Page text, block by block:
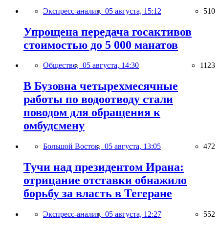
Экспресс-анализ, 05 августа, 15:12 510
Упрощена передача госактивов
стоимостью до 5 000 манатов
Общество, 05 августа, 14:30 1123
В Бузовна четырехмесячные
работы по водоотводу стали
поводом для обращения к
омбудсмену
Большой Восток, 05 августа, 13:05 472
Тучи над президентом Ирана:
отрицание отставки обнажило
борьбу за власть в Тегеране
Экспресс-анализ, 05 августа, 12:27 552